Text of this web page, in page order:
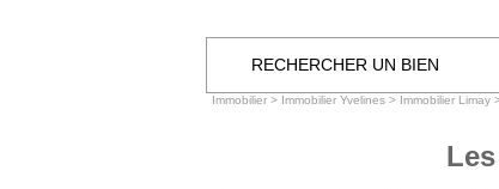
RECHERCHER UN BIEN
Immobilier > Immobilier Yvelines > Immobilier Limay